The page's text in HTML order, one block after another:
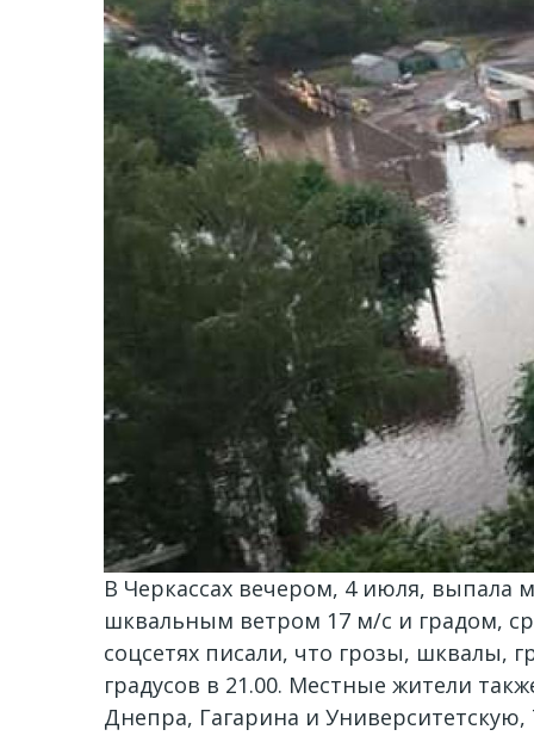
В Черкассах вечером, 4 июля, выпала
шквальным ветром 17 м/с и градом,
соцсетях писали, что грозы, шквалы,
градусов в 21.00. Местные жители
Днепра, Гагарина и